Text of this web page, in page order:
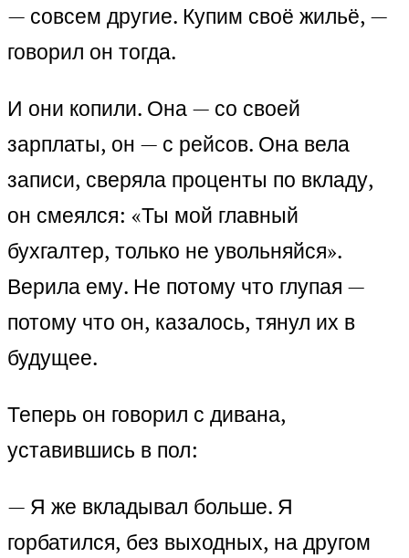
— совсем другие. Купим своё жильё, —
говорил он тогда.
И они копили. Она — со своей
зарплаты, он — с рейсов. Она вела
записи, сверяла проценты по вкладу,
он смеялся: «Ты мой главный
бухгалтер, только не увольняйся».
Верила ему. Не потому что глупая —
потому что он, казалось, тянул их в
будущее.
Теперь он говорил с дивана,
уставившись в пол:
— Я же вкладывал больше. Я
горбатился, без выходных, на другом